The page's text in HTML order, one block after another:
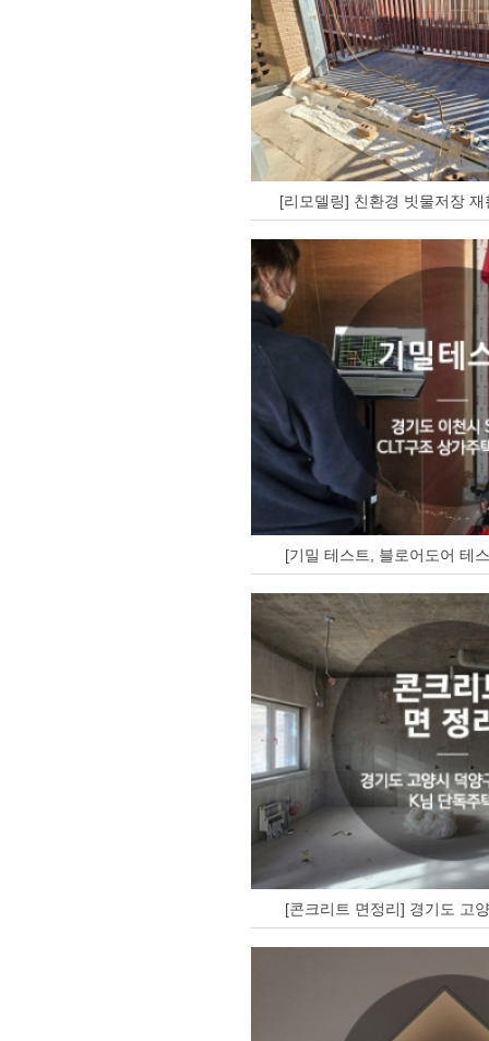
[리모델링] 친환경 빗물저장
[기밀 테스트, 블로어도어 테
[콘크리트 면정리] 경기도 고